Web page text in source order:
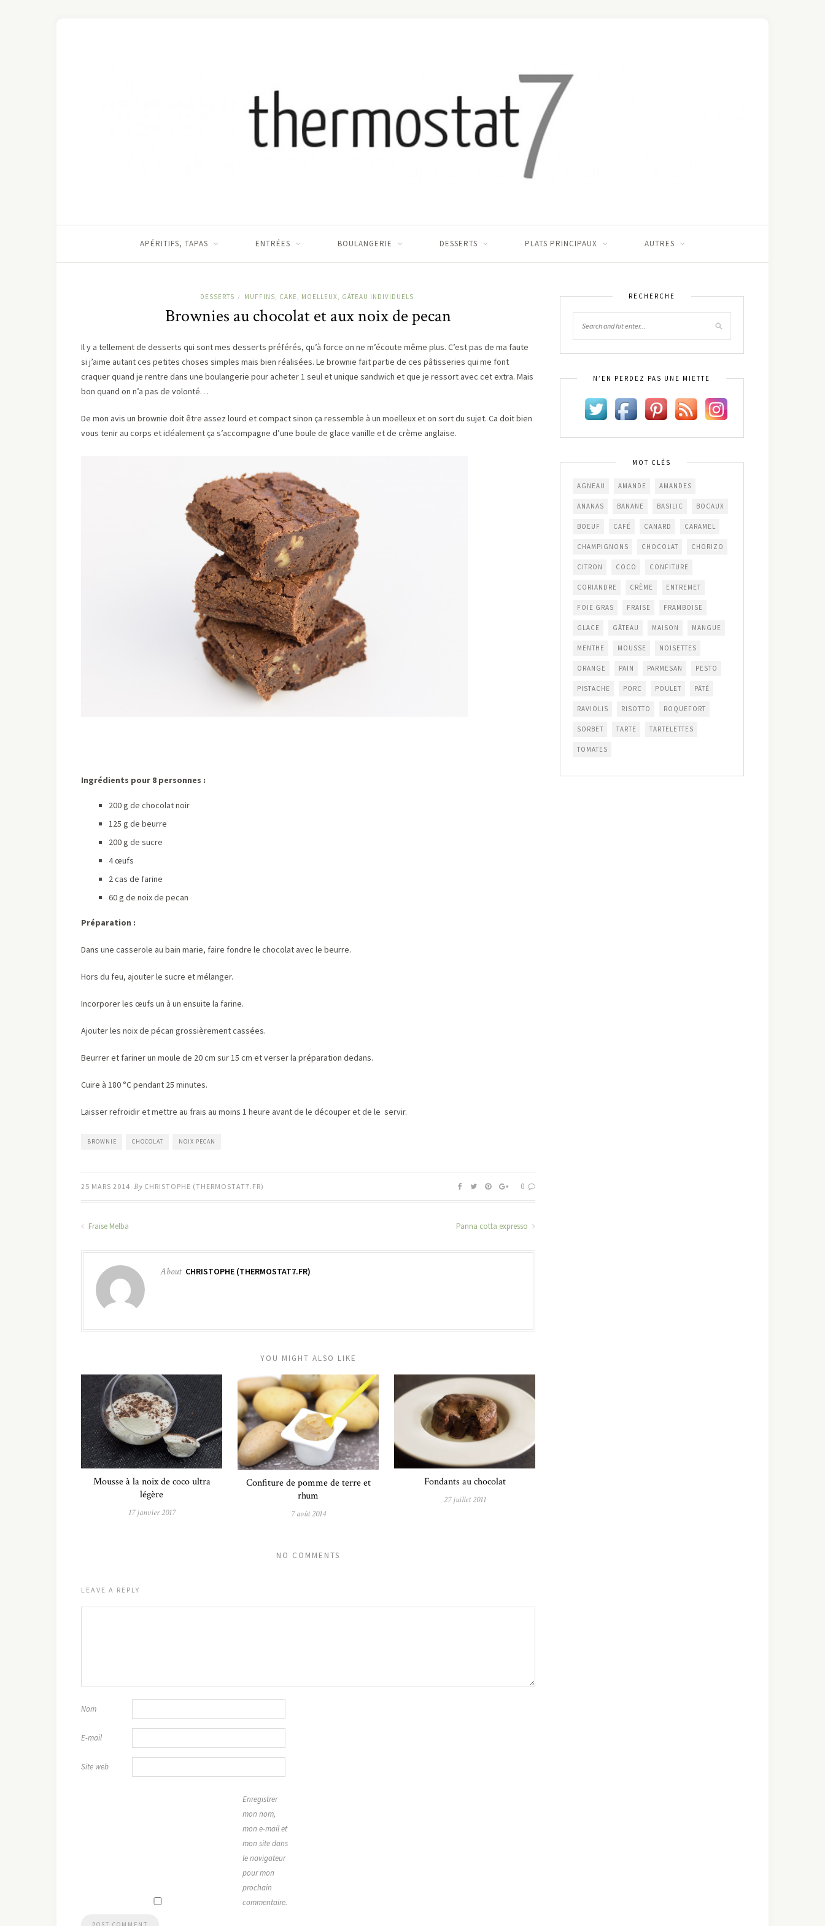
APÉRITIFS, TAPAS ENTRÉES BOULANGERIE DESSERTS PLATS PRINCIPAUX AUTRES
DESSERTS / MUFFINS, CAKE, MOELLEUX, GÂTEAU INDIVIDUELS
Brownies au chocolat et aux noix de pecan
Il y a tellement de desserts qui sont mes desserts préférés, qu’à force on ne m’écoute même plus. C’est pas de ma faute
si j’aime autant ces petites choses simples mais bien réalisées. Le brownie fait partie de ces pâtisseries qui me font
craquer quand je rentre dans une boulangerie pour acheter 1 seul et unique sandwich et que je ressort avec cet extra. Mais
bon quand on n’a pas de volonté…
De mon avis un brownie doit être assez lourd et compact sinon ça ressemble à un moelleux et on sort du sujet. Ca doit bien
vous tenir au corps et idéalement ça s’accompagne d’une boule de glace vanille et de crème anglaise.
Ingrédients pour 8 personnes :
200 g de chocolat noir
125 g de beurre
200 g de sucre
4 œufs
2 cas de farine
60 g de noix de pecan
Préparation :
Dans une casserole au bain marie, faire fondre le chocolat avec le beurre.
Hors du feu, ajouter le sucre et mélanger.
Incorporer les œufs un à un ensuite la farine.
Ajouter les noix de pécan grossièrement cassées.
Beurrer et fariner un moule de 20 cm sur 15 cm et verser la préparation dedans.
Cuire à 180 °C pendant 25 minutes.
Laisser refroidir et mettre au frais au moins 1 heure avant de le découper et de le servir.
BROWNIE CHOCOLAT NOIX PECAN
25 MARS 2014 By CHRISTOPHE (THERMOSTAT7.FR) 0
Fraise Melba Panna cotta expresso
About CHRISTOPHE (THERMOSTAT7.FR)
YOU MIGHT ALSO LIKE
Mousse à la noix de coco ultra
légère
17 janvier 2017
Confiture de pomme de terre et
rhum
7 août 2014
Fondants au chocolat
27 juillet 2011
NO COMMENTS
LEAVE A REPLY
Nom
E-mail
Site web
Enregistrer
mon nom,
mon e-mail et
mon site dans
le navigateur
pour mon
prochain
commentaire.
RECHERCHE
N’EN PERDEZ PAS UNE MIETTE
MOT CLÉS
AGNEAU AMANDE AMANDES
ANANAS BANANE BASILIC BOCAUX
BOEUF CAFÉ CANARD CARAMEL
CHAMPIGNONS CHOCOLAT CHORIZO
CITRON COCO CONFITURE
CORIANDRE CRÈME ENTREMET
FOIE GRAS FRAISE FRAMBOISE
GLACE GÂTEAU MAISON MANGUE
MENTHE MOUSSE NOISETTES
ORANGE PAIN PARMESAN PESTO
PISTACHE PORC POULET PÂTÉ
RAVIOLIS RISOTTO ROQUEFORT
SORBET TARTE TARTELETTES
TOMATES